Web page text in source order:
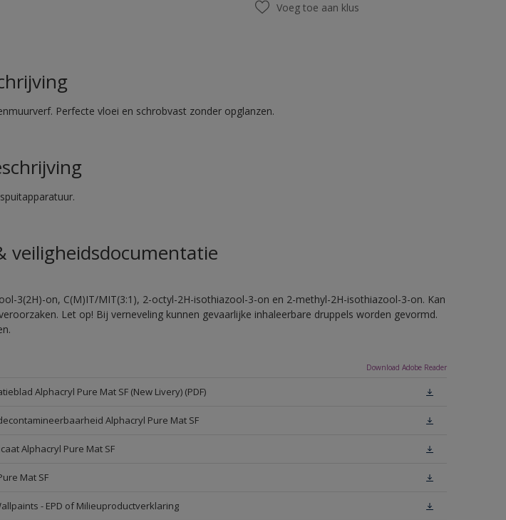
Voeg toe aan klus
Perfecte vloei en schrobvast zonder opglanzen.
veiligheidsdocumentatie
3(2H)-on, C(M)IT/MIT(3:1), 2-octyl-2H-isothiazool-3-on en 2-methyl-2H-isothiazool-3-on. Kan
Let op! Bij verneveling kunnen gevaarlijke inhaleerbare druppels worden gevormd.
Download Adobe Reader
Alphacryl Pure Mat SF (New Livery) (PDF)
Alphacryl Pure Mat SF
Alphacryl Pure Mat SF
Mat SF
- EPD of Milieuproductverklaring